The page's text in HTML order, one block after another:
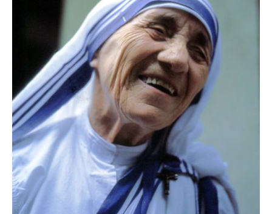
zburătoare în Mexic
Magia în Thailanda
Madona lacrimilor
din Siracusa
(Silcilia)
Uimitoarea viaţă a
Teresei Neumann
Derba, un oraş
misterios vizitat şi
de sfântul Petre